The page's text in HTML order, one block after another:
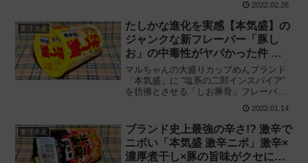
ちゃん 本気盛（マジモリ）貝だし塩そ
ば」を食べてみた感想と評価・レビュー
です。
2022.02.26
東洋水産
たしかな進化を実感【本気盛】の
ジャンクな新フレーバー「豚し
お」の中毒性がヤバかった件 ※
にんにく注意
マルちゃんの大盛りカップめんブランド
「本気盛」に “塩系の二郎インスパイア”
を彷彿とさせる「しお豚骨」フレーバー
降臨!! やみつき屋との違いとは‥‥。東
洋水産「本気盛（マジモリ）豚しお」を
食べてみた感想と評価・レビューです。
2022.01.14
東洋水産
ブランド史上最強の辛さ!? 激辛で
ニボい「本気盛 激辛ニボ」激辛×
濃厚煮干し×豚の旨味がクセにな